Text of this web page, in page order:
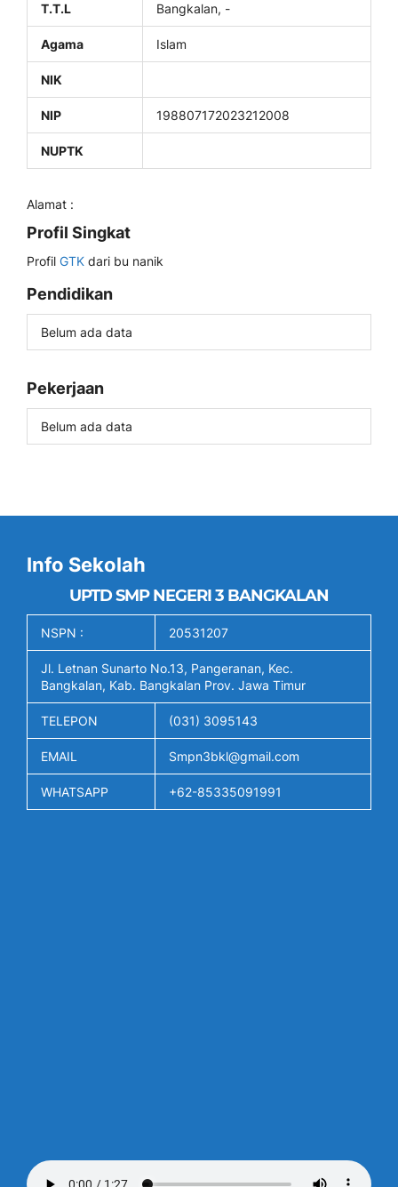
T.T.L Bangkalan, -
Agama Islam
NIK
NIP 198807172023212008
NUPTK
Alamat :
Profil Singkat
Profil GTK dari bu nanik
Pendidikan
Belum ada data
Pekerjaan
Belum ada data
Info Sekolah
UPTD SMP NEGERI 3 BANGKALAN
NSPN : 20531207
Jl. Letnan Sunarto No.13, Pangeranan, Kec.
Bangkalan, Kab. Bangkalan Prov. Jawa Timur
TELEPON (031) 3095143
EMAIL Smpn3bkl@gmail.com
WHATSAPP +62-85335091991